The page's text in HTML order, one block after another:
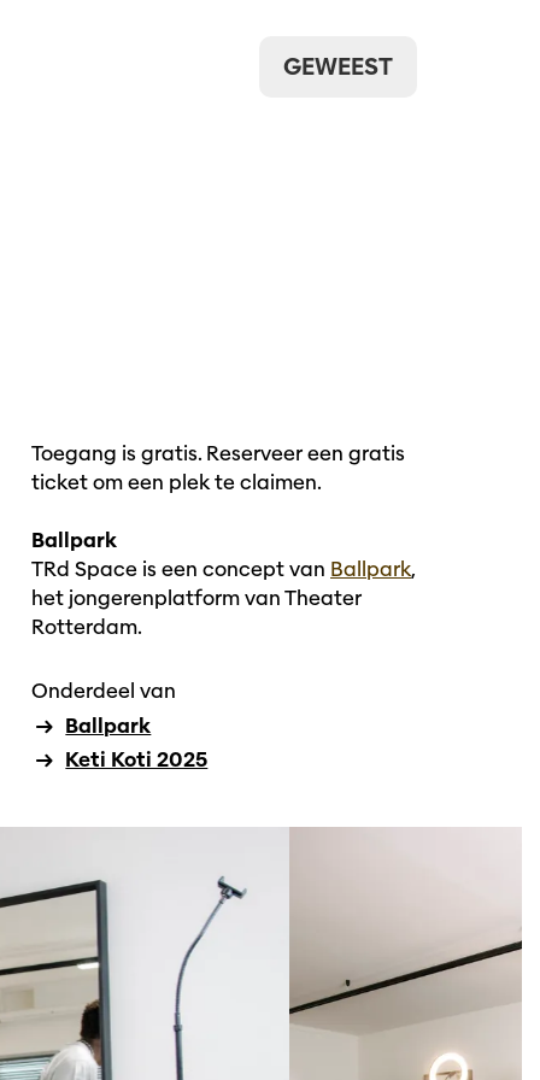
GEWEEST
Toegang is gratis. Reserveer een gratis
ticket om een plek te claimen.
Ballpark
TRd Space is een concept van Ballpark,
het jongerenplatform van Theater
Rotterdam.
Onderdeel van
Ballpark
Keti Koti 2025